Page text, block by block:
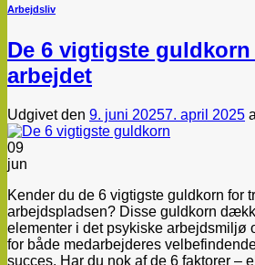
Arbejdsliv
De 6 vigtigste
arbejdet
Udgivet den 9. juni 20257. april 2025
09
jun
Kender du de 6 vigtigste guldkorn for
arbejdspladsen? Disse guldkorn
elementer i det psykiske arbejdsmiljø
for både medarbejderes
succes. Har du nok af de 6 faktorer –